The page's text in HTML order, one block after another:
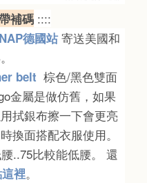
補碼::::
NAP德國站 寄送美國和
belt 棕色/黑色雙面
金屬是做仿舊，如果
拭銀布擦一下會更亮
換面搭配衣服使用。
..75比較能低腰。 還
裡。